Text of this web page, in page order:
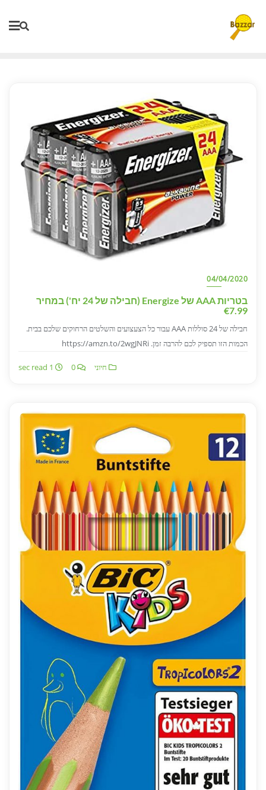
content
04/04/2020
בטריות AAA של Energize (חבילה של 24 יח') במחיר
€7.99
חבילה של 24 סוללות AAA עבור כל הצעצועים והשלטים הרחוקים שלכם בבית.
הכמות הזו תספיק לכם להרבה זמן. https://amzn.to/2wgJNRi
חיוני